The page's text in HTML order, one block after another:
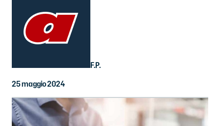
F.P.
25 maggio 2024